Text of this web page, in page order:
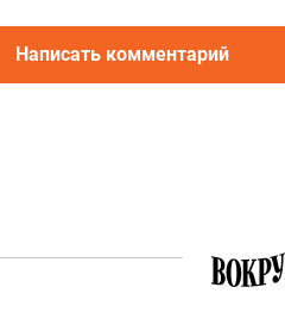
Написать комментарий